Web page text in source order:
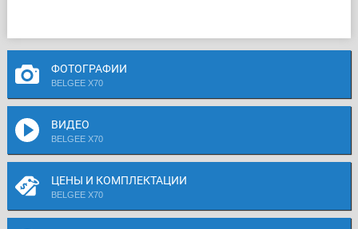
ФОТОГРАФИИ
BELGEE X70
ВИДЕО
BELGEE X70
ЦЕНЫ И КОМПЛЕКТАЦИИ
BELGEE X70